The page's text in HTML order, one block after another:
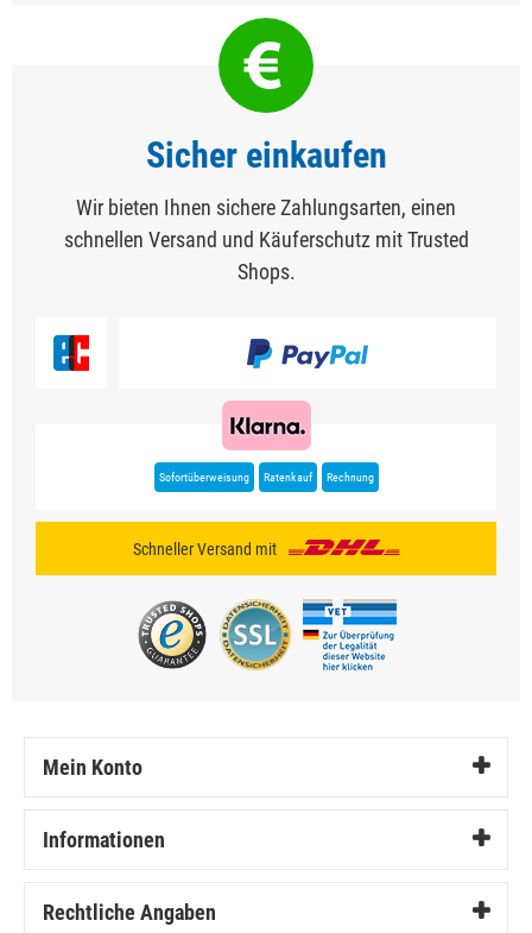
Sicher einkaufen
Wir bieten Ihnen sichere Zahlungsarten, einen
schnellen Versand und Käuferschutz mit Trusted
Shops.
Sofortüberweisung Ratenkauf Rechnung
Schneller Versand mit
Mein Konto
Informationen
Rechtliche Angaben